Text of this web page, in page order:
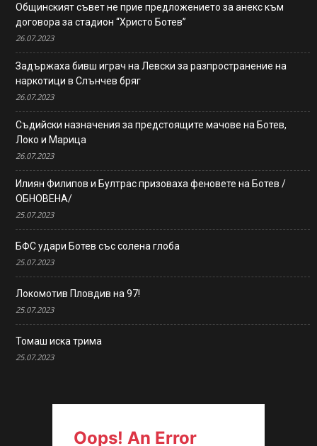
Общинският съвет не прие предложението за анекс към
договора за стадион “Христо Ботев”
26.07.2023
Задържаха бивш играч на Левски за разпространение на
наркотици в Слънчев бряг
26.07.2023
Съдийски назначения за предстоящите мачове на Ботев,
Локо и Марица
26.07.2023
Илиян Филипов и Бултрас призоваха феновете на Ботев /
ОБНОВЕНА/
25.07.2023
БФС удари Ботев със солена глоба
25.07.2023
Локомотив Пловдив на 97!
25.07.2023
Томаш иска трима
25.07.2023